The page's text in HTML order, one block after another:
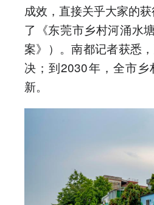
成效，直接关乎大家的
了《东莞市乡村河涌水
案》）。南都记者获悉
决；到2030年，全市
新。